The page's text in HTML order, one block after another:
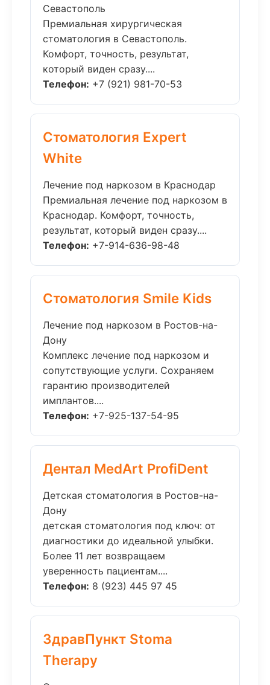
Севастополь
Премиальная хирургическая
стоматология в Севастополь.
Комфорт, точность, результат,
который виден сразу....
Телефон: +7 (921) 981-70-53
Стоматология Expert
White
Лечение под наркозом в Краснодар
Премиальная лечение под наркозом в
Краснодар. Комфорт, точность,
результат, который виден сразу....
Телефон: +7-914-636-98-48
Стоматология Smile Kids
Лечение под наркозом в Ростов-на-
Дону
Комплекс лечение под наркозом и
сопутствующие услуги. Сохраняем
гарантию производителей
имплантов....
Телефон: +7-925-137-54-95
Дентал MedArt ProfiDent
Детская стоматология в Ростов-на-
Дону
детская стоматология под ключ: от
диагностики до идеальной улыбки.
Более 11 лет возвращаем
уверенность пациентам....
Телефон: 8 (923) 445 97 45
ЗдравПункт Stoma
Therapy